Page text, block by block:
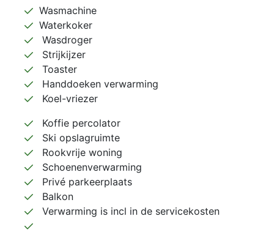
Wasmachine
Waterkoker
Wasdroger
Strijkijzer
Toaster
Handdoeken verwarming
Koel-vriezer
Koffie percolator
Ski opslagruimte
Rookvrije woning
Schoenenverwarming
Privé parkeerplaats
Balkon
Verwarming is incl in de servicekosten